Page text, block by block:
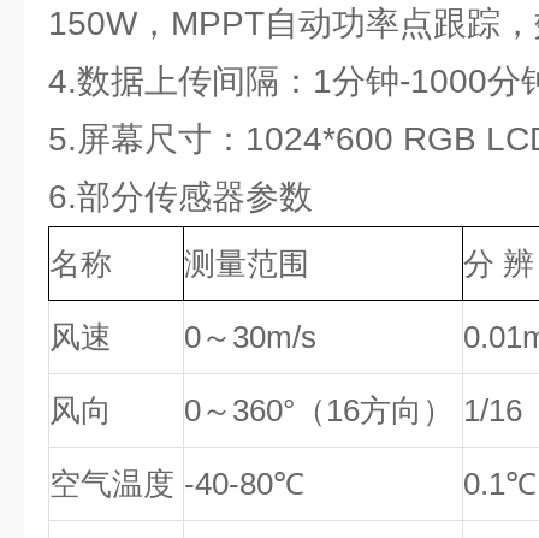
150W，MPPT自动功率点跟踪
4.数据上传间隔：1分钟-1000分
5.屏幕尺寸：1024*600 RGB
6.部分传感器参数
名称 测量范围 分
风速 0～30m/s
风向 0～360°（16方向） 1/16
空气温度 -40-80℃ 0.1℃